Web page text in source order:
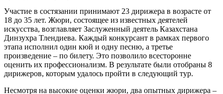
Участие в состязании принимают 23 дирижера в возрасте от
18 до 35 лет. Жюри, состоящее из известных деятелей
искусства, возглавляет Заслуженный деятель Казахстана
Динзухра Тлендиева. Каждый конкурсант в рамках первого
этапа исполнил один кюй и одну песню, а третье
произведение – по билету. Это позволило всесторонне
оценить их профессионализм. В результате были отобраны 8
дирижеров, которым удалось пройти в следующий тур.
Несмотря на высокие оценки жюри, два опытных дирижера –